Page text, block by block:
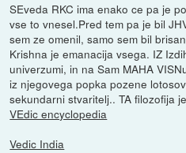
SEveda RKC ima enako ce pa je
vse to vnesel.Pred tem pa je bil
sem ze omenil, samo sem bil
Krishna je emanacija vsega. IZ
univerzumi, in na Sam MAHA
iz njegovega popka pozene
sekundarni stvaritelj.. TA filozofija
VEdic encyclopedia
Vedic India